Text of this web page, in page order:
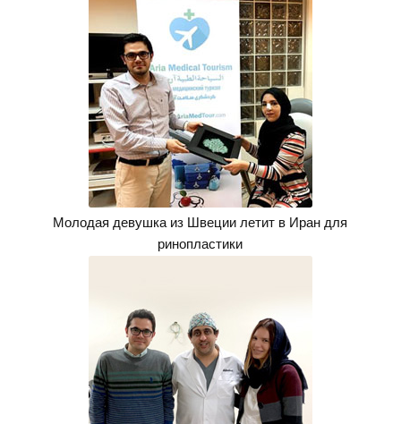
Молодая девушка из Швеции летит в Иран для
ринопластики